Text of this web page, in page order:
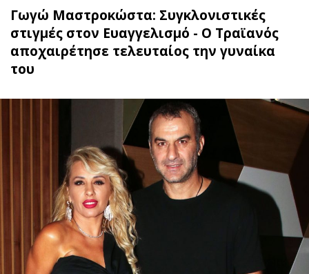
Γωγώ Μαστροκώστα: Συγκλονιστικές
στιγμές στον Ευαγγελισμό - Ο Τραϊανός
αποχαιρέτησε τελευταίος την γυναίκα
του